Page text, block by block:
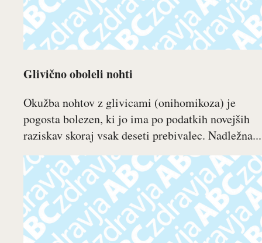
Glivično oboleli nohti
Okužba nohtov z glivicami (onihomikoza) je
pogosta bolezen, ki jo ima po podatkih novejših
raziskav skoraj vsak deseti prebivalec. Nadležna...